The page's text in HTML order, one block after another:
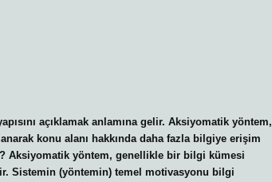
açıklamak anlamına gelir. Aksiyomatik yöntem,
konu alanı hakkında daha fazla bilgiye erişim
Aksiyomatik yöntem, genellikle bir bilgi kümesi
Sistemin (yöntemin) temel motivasyonu bilgi